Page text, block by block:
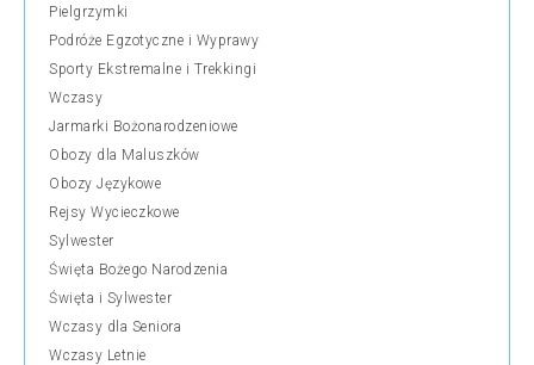
Pielgrzymki
Podróże Egzotyczne i Wyprawy
Sporty Ekstremalne i Trekkingi
Wczasy
Jarmarki Bożonarodzeniowe
Obozy dla Maluszków
Obozy Językowe
Rejsy Wycieczkowe
Sylwester
Święta Bożego Narodzenia
Święta i Sylwester
Wczasy dla Seniora
Wczasy Letnie